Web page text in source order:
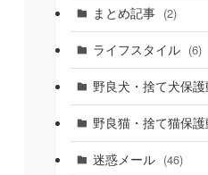
まとめ記事 (2)
ライフスタイル (6)
野良犬・捨て犬保
野良猫・捨て猫保
迷惑メール (46)